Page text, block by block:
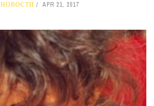
НОВОСТИ APR 21, 2017